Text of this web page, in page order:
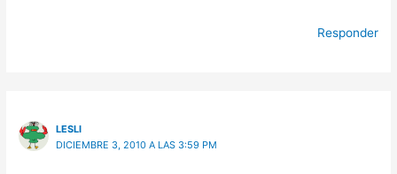
Responder
LESLI
DICIEMBRE 3, 2010 A LAS 3:59 PM